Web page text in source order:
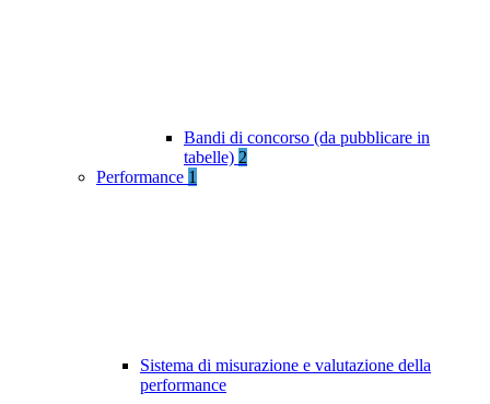
Bandi di concorso (da pubblicare in
tabelle) 2
Performance 1
Sistema di misurazione e valutazione della
performance